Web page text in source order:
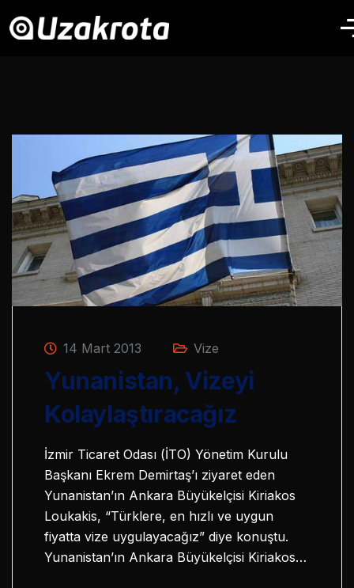
14 Mart 2013 Vize
Yunanistan, Vizeyi
Kolaylaştıracağız
İzmir Ticaret Odası (İTO) Yönetim Kurulu
Başkanı Ekrem Demirtaş’ı ziyaret eden
Yunanistan’ın Ankara Büyükelçisi Kiriakos
Loukakis, “Türklere, en hızlı ve uygun
fiyatta vize uygulayacağız” diye konuştu.
Yunanistan’ın Ankara Büyükelçisi Kiriakos…